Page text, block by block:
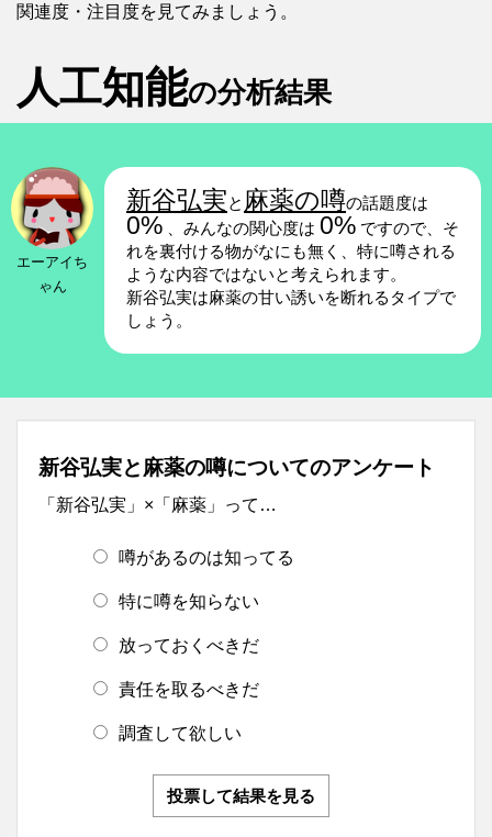
関連度・注目度を見てみましょう。
人工知能の分析結果
エーアイち
ゃん
新谷弘実と 麻薬の噂の話題度は
0% 、みんなの関心度は 0% ですので、そ
れを裏付ける物がなにも無く、特に噂される
ような内容ではないと考えられます。
新谷弘実は麻薬の甘い誘いを断れるタイプで
しょう。
新谷弘実と麻薬の噂についてのアンケート
「新谷弘実」×「麻薬」って…
噂があるのは知ってる
特に噂を知らない
放っておくべきだ
責任を取るべきだ
調査して欲しい
投票して結果を見る